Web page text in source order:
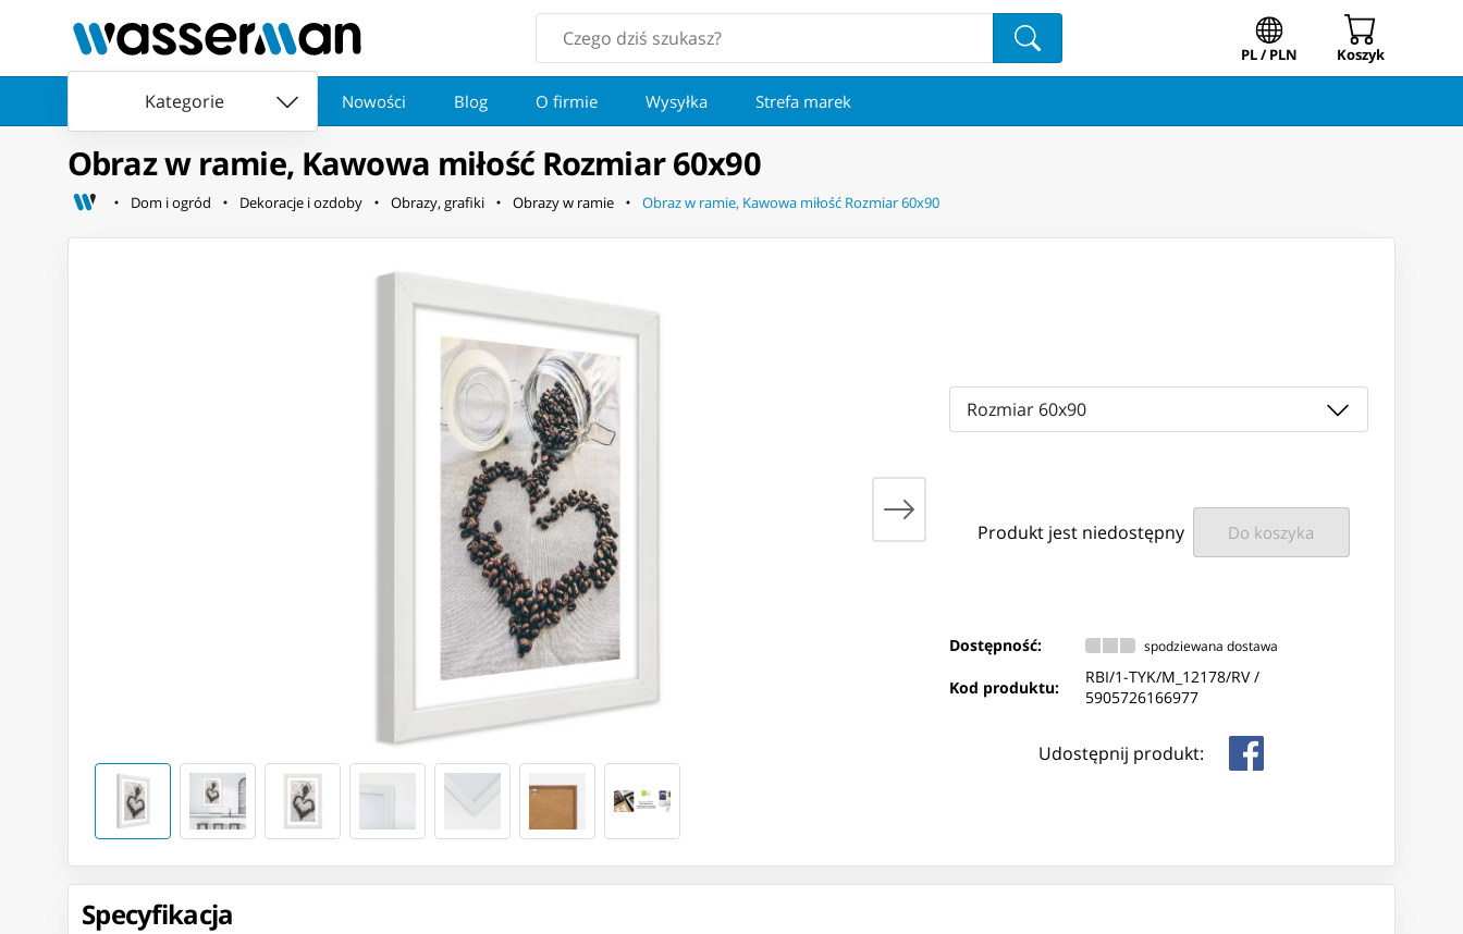
PL / PLN Koszyk
Kategorie Nowości Blog O firmie Wysyłka Strefa marek
Obraz w ramie, Kawowa miłość Rozmiar 60x90
Dom i ogród Dekoracje i ozdoby Obrazy, grafiki Obrazy w ramie Obraz w ramie, Kawowa miłość Rozmiar 60x90
Rozmiar 60x90
Produkt jest niedostępny Do koszyka
Dostępność: spodziewana dostawa
Kod produktu:
RBI/1-TYK/M_12178/RV /
5905726166977
Udostępnij produkt:
Specyfikacja